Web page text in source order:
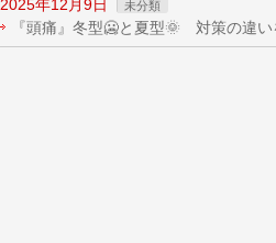
2025年12月9日 未分類
『頭痛』冬型🥶と夏型🌞 対策の違い